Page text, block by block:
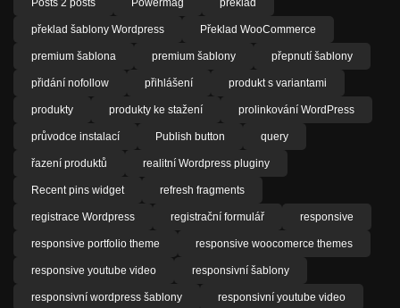
překlad šablony Wordpress Překlad WooCommerce
premium šablona premium šablony přepnutí šablony
přidání nofollow přihlášení produkt s variantami
produkty produkty ke stažení prolinkování WordPress
průvodce instalací Publish button query
řazení produktů realitní Wordpress pluginy
Recent pins widget refresh fragments
registrace Wordpress registrační formulář responsive
responsive portfolio theme responsive woocomerce themes
responsive youtube video responsivní šablony
responsivní wordpress šablony responsivní youtube video